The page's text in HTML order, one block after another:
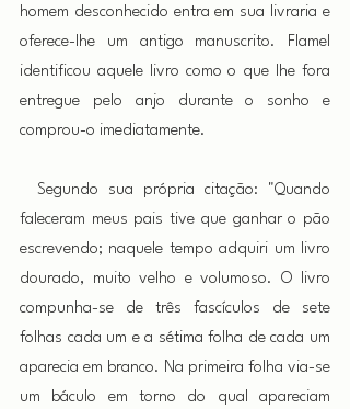
homem desconhecido entra em sua livraria e
oferece-lhe um antigo manuscrito. Flamel
identificou aquele livro como o que lhe fora
entregue pelo anjo durante o sonho e
comprou-o imediatamente.
Segundo sua própria citação: "Quando
faleceram meus pais tive que ganhar o pão
escrevendo; naquele tempo adquiri um livro
dourado, muito velho e volumoso. O livro
compunha-se de três fascículos de sete
folhas cada um e a sétima folha de cada um
aparecia em branco. Na primeira folha via-se
um báculo em torno do qual apareciam